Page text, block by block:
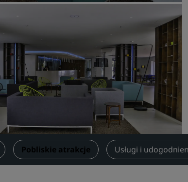
Poprosić o wycenę
Miejsca na organizację
Rozwiązania branżowe
Szukaj lotów
Szukaj lotów
Gastronomia
Wyszukiwanie restauracji
Pobliskie atrakcje Usługi i